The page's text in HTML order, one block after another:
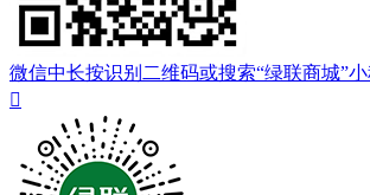
微信中长按识别二维码或搜索“绿联商城”
